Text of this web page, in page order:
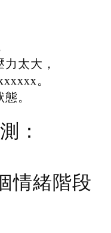
太大，
。
。
：
情緒階段